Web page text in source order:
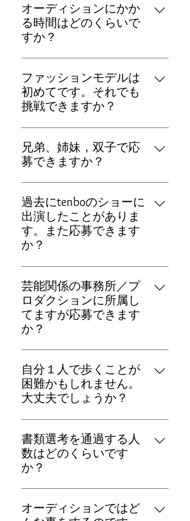
ョンは北海道在住者に限定させて
いただいております。
オーディションにかか
る時間はどのくらいで
すか？
間３０を予定してます。１時間ご
とに時間を区切ります。 例えば グ
ループA 午後１時〜午後２時
写真撮影（チラシ、HP、パンフレ
ットなどに掲載する写真を撮りま
ファッションモデルは
初めてです。それでも
挑戦できますか？
はい、もちろんです。過去のtenbo
のショーでも、未経験の素人の
方々の方が多いですのでご安心く
兄弟、姉妹，双子で応
募できますか？
人ずつ別々で応募項目を記入して
応募してください😌
過去にtenboのショーに
出演したことがありま
す。また応募できます
か？
はい、できます。ですが、１人で
も多くの人へ届けたい思いがあり
ますので、応募者多数の場合は
tenboのショー未経験者を優遇させ
ていただきます。
芸能関係の事務所／プ
ロダクションに所属し
てますが応募できます
か？
前に事務所へ応募の確認をとって
いただくようお願いします。モデ
ルとしてご出演が決まった場合で
ベントに帰属します。トラブルの
ないようにご理解の上、ご応募い
ただきたいです。
自分１人で歩くことが
困難かもしれません。
大丈夫でしょうか？
はい😄 歩けることが条件なのでは
なく、ファッションショーにモデ
ルとして出たい！という気持ちが
一番大事ですので、自分１人で歩
きます。
書類選考を通過する人
数はどのくらいです
か？
者全員をオーディションしたいの
オーディションではど